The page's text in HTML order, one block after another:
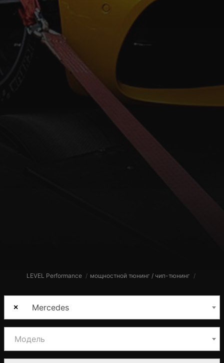
LEVEL Performance мощностной тюнинг / чип-тюнинг
× Mercedes
Модель